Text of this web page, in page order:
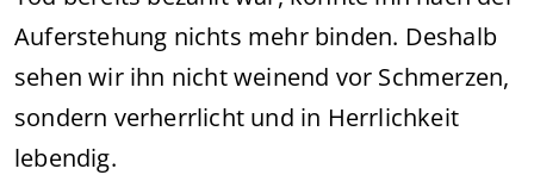
Auferstehung nichts mehr binden. Deshalb
sehen wir ihn nicht weinend vor Schmerzen,
sondern verherrlicht und in Herrlichkeit
lebendig.